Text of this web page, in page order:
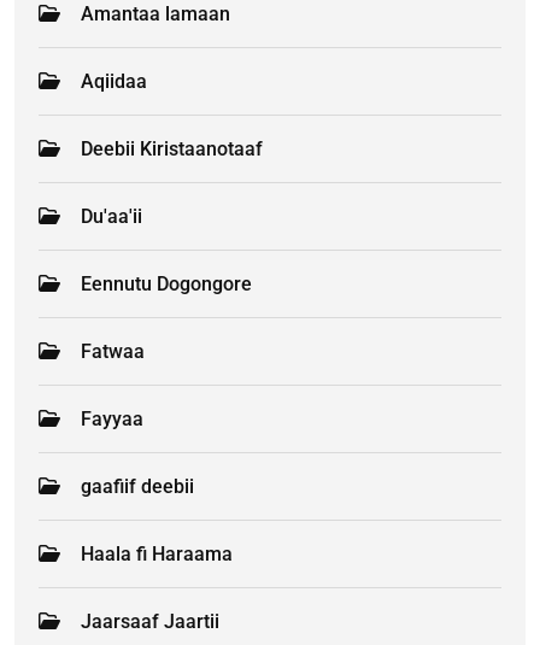
Amantaa lamaan
Aqiidaa
Deebii Kiristaanotaaf
Du'aa'ii
Eennutu Dogongore
Fatwaa
Fayyaa
gaafiif deebii
Haala fi Haraama
Jaarsaaf Jaartii